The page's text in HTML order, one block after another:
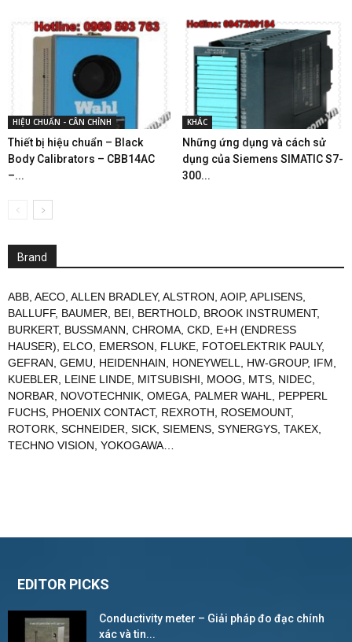
HIỆU CHUẨN - CÂN CHỈNH
Thiết bị hiệu chuẩn – Black
Body Calibrators – CBB14AC
–...
KHÁC
Những ứng dụng và cách sử
dụng của Siemens SIMATIC S7-
300...
Brand
ABB, AECO, ALLEN BRADLEY, ALSTRON, AOIP, APLISENS,
BALLUFF, BAUMER, BEI, BERTHOLD, BROOK INSTRUMENT,
BURKERT, BUSSMANN, CHROMA, CKD, E+H (ENDRESS
HAUSER), ELCO, EMERSON, FLUKE, FOTOELEKTRIK PAULY,
GEFRAN, GEMU, HEIDENHAIN, HONEYWELL, HW-GROUP, IFM,
KUEBLER, LEINE LINDE, MITSUBISHI, MOOG, MTS, NIDEC,
NORBAR, NOVOTECHNIK, OMEGA, PALMER WAHL, PEPPERL
FUCHS, PHOENIX CONTACT, REXROTH, ROSEMOUNT,
ROTORK, SCHNEIDER, SICK, SIEMENS, SYNERGYS, TAKEX,
TECHNO VISION, YOKOGAWA…
EDITOR PICKS
Conductivity meter – Giải pháp đo đạc chính
xác và tin...